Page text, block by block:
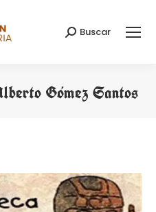
Buscar:
Buscar
Gómez Santos